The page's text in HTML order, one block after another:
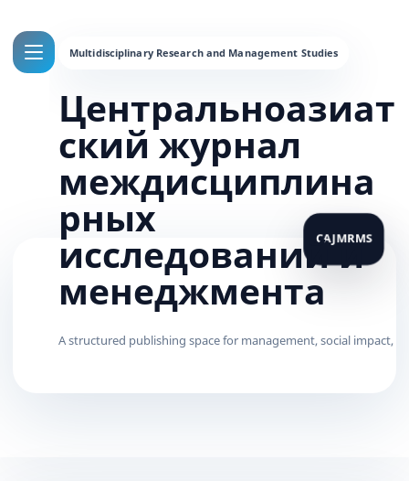
Центральноазиат
ский журнал
междисциплина
рных
исследований и
менеджмента